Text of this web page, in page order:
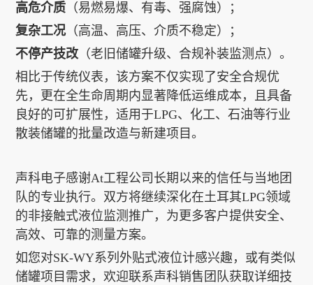
高危介质 （易燃易爆、有毒、强腐蚀）；
复杂工况（高温、高压、介质不稳定）；
不停产技改 （老旧储罐升级、合规补装监测点）。
相比于传统仪表，该方案不仅实现了安全合规优
先，更在全生命周期内显著降低运维成本，且具备
良好的可扩展性，适用于LPG、化工、石油等行业
散装储罐的批量改造与新建项目。
声科电子感谢At工程公司长期以来的信任与当地团
队的专业执行。双方将继续深化在土耳其LPG领域
的非接触式液位监测推广，为更多客户提供安全、
高效、可靠的测量方案。
如您对SK-WY系列外贴式液位计感兴趣，或有类似
储罐项目需求，欢迎联系声科销售团队获取详细技